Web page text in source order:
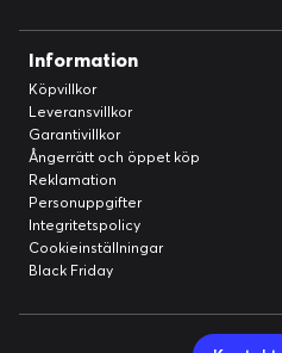
Information
Köpvillkor
Leveransvillkor
Garantivillkor
Ångerrätt och öppet köp
Reklamation
Personuppgifter
Integritetspolicy
Cookieinställningar
Black Friday